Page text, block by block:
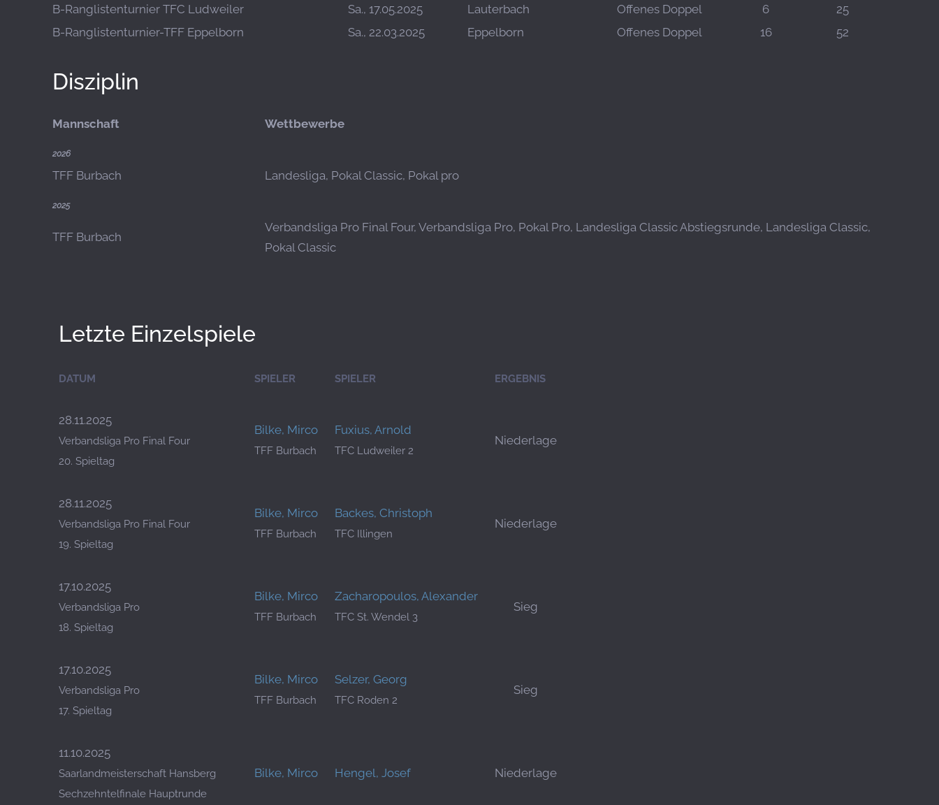
B-Ranglistenturnier TFC Ludweiler
Sa., 17.05.2025 Lauterbach Offenes Doppel 6
25
B-Ranglistenturnier-TFF Eppelborn
Sa., 22.03.2025 Eppelborn Offenes Doppel 16 52
Disziplin
Mannschaft Wettbewerbe
2026
TFF Burbach Landesliga, Pokal Classic, Pokal pro
2025
TFF Burbach
Verbandsliga Pro Final Four, Verbandsliga Pro, Pokal Pro, Landesliga Classic Abstiegsrunde, Landesliga Classic,
Pokal Classic
Letzte Einzelspiele
DATUM SPIELER SPIELER ERGEBNIS
28.11.2025
Verbandsliga Pro Final Four
20. Spieltag
Bilke, Mirco
TFF Burbach
Fuxius, Arnold
TFC Ludweiler 2
Niederlage
28.11.2025
Verbandsliga Pro Final Four
19. Spieltag
Bilke, Mirco
TFF Burbach
Backes, Christoph
TFC Illingen
Niederlage
17.10.2025
Verbandsliga Pro
18. Spieltag
Bilke, Mirco
TFF Burbach
Zacharopoulos, Alexander
TFC St. Wendel 3
Sieg
17.10.2025
Verbandsliga Pro
17. Spieltag
Bilke, Mirco
TFF Burbach
Selzer, Georg
TFC Roden 2
Sieg
11.10.2025
Saarlandmeisterschaft Hansberg
Sechzehntelfinale Hauptrunde
Bilke, Mirco Hengel, Josef Niederlage